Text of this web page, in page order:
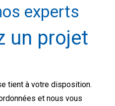
experts
un projet
tient à votre disposition.
et nous vous